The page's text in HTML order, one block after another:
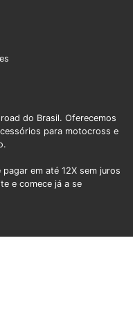
do Brasil. Oferecemos
para motocross e
em até 12X sem juros
e comece já a se